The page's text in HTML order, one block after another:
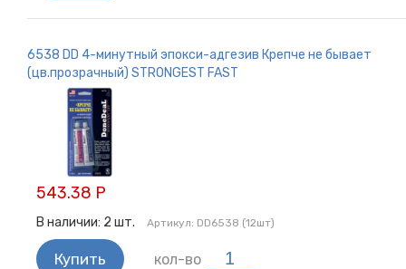
6538 DD 4-минутный эпокси-адгезив Крепче не бывает
(цв.прозрачный) STRONGEST FAST
543.38 Р
В наличии: 2 шт. Артикул: DD6538 (12шт)
Купить кол-во